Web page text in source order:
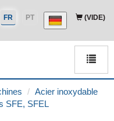
(VIDE)
PT
FR
Acier inoxydable
SFE, SFEL